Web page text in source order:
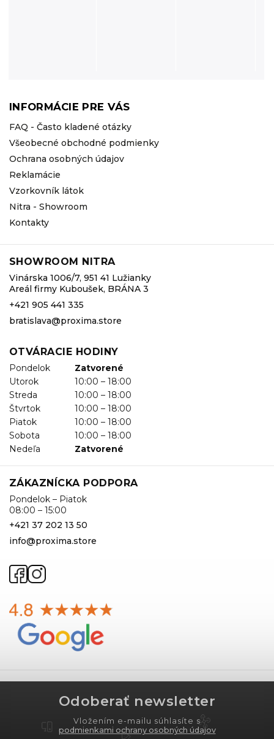
INFORMÁCIE PRE VÁS
FAQ - Často kladené otázky
Všeobecné obchodné podmienky
Ochrana osobných údajov
Reklamácie
Vzorkovník látok
Nitra - Showroom
Kontakty
SHOWROOM NITRA
Vinárska 1006/7, 951 41 Lužianky
Areál firmy Kuboušek, BRÁNA 3
+421 905 441 335
bratislava@proxima.store
OTVÁRACIE HODINY
Pondelok
Zatvorené
Utorok
10:00 – 18:00
Streda
10:00 – 18:00
Štvrtok
10:00 – 18:00
Piatok
10:00 – 18:00
Sobota
10:00 – 18:00
Nedeľa
Zatvorené
ZÁKAZNÍCKA PODPORA
Pondelok – Piatok
08:00 – 15:00
+421 37 202 13 50
info@proxima.store
Odoberať newsletter
Vložením e-mailu súhlasíte s
podmienkami ochrany osobných údajov